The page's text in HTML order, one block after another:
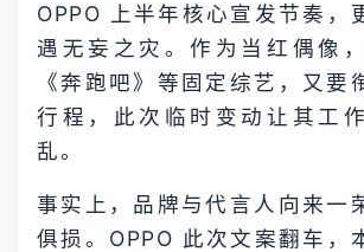
OPPO 上半年核心宣发节奏，
遇无妄之灾。作为当红偶像
《奔跑吧》等固定综艺，又要
行程，此次临时变动让其工
乱。
事实上，品牌与代言人向来一
俱损。OPPO 此次文案翻车，